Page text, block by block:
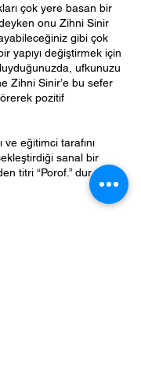
çok yere basan bir
onu Zihni Sinir
gibi çok
yapıyı değiştirmek için
ufkunuzu
Zihni Sinir’e bu sefer
pozitif
ve eğitimci tarafını
sanal bir
titri “Porof.” dur.